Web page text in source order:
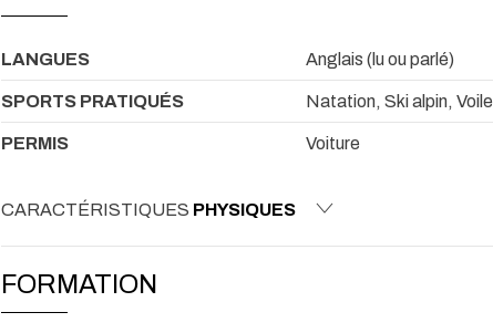
LANGUES Anglais (lu ou parlé)
SPORTS PRATIQUÉS Natation, Ski alpin, Voile
PERMIS Voiture
CARACTÉRISTIQUES PHYSIQUES
FORMATION